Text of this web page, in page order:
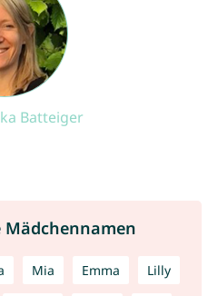
Batteiger
Mädchennamen
Mia Emma Lilly